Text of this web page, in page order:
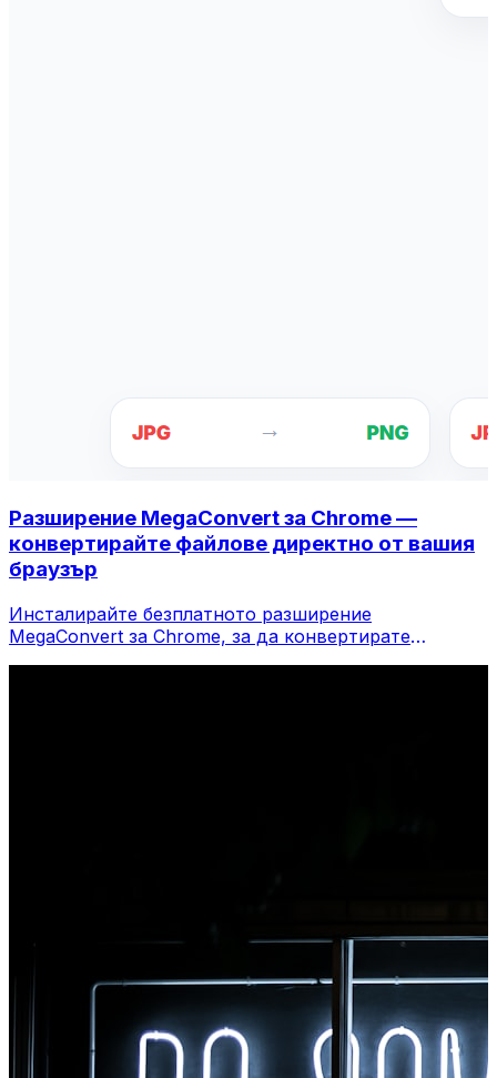
Разширение MegaConvert за Chrome —
конвертирайте файлове директно от вашия
браузър
Инсталирайте безплатното разширение
MegaConvert за Chrome, за да конвертирате